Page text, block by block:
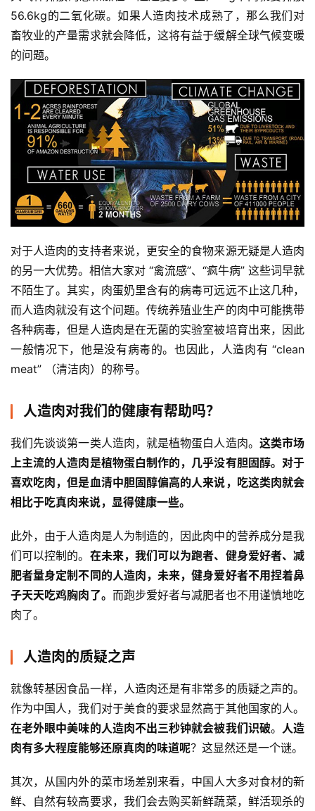
56.6kg的二氧化碳。如果人造肉技术成熟了，那么我们对
畜牧业的产量需求就会降低，这将有益于缓解全球气候变暖
的问题。
对于人造肉的支持者来说，更安全的食物来源无疑是人造肉
的另一大优势。 相信大家对 “禽流感”、“疯牛病” 这些词早就
不陌生了。其实，肉蛋奶里含有的病毒可远远不止这几种，
而人造肉就没有这个问题。传统养殖业生产的肉中可能携带
各种病毒，但是人造肉是在无菌的实验室被培育出来，因此
一般情况下，他是没有病毒的。也因此，人造肉有 “clean
meat” （清洁肉）的称号。
人造肉对我们的健康有帮助吗？
我们先谈谈第一类人造肉，就是植物蛋白人造肉。 这类市场
上主流的人造肉是植物蛋白制作的，几乎没有胆固醇。对于
喜欢吃肉，但是血清中胆固醇偏高的人来说，吃这类肉就会
相比于吃真肉来说，显得健康一些。
此外，由于人造肉是人为制造的，因此肉中的营养成分是我
们可以控制的。 在未来，我们可以为跑者、健身爱好者、减
肥者量身定制不同的人造肉，未来，健身爱好者不用捏着鼻
子天天吃鸡胸肉了。 而跑步爱好者与减肥者也不用谨慎地吃
肉了。
人造肉的质疑之声
就像转基因食品一样，人造肉还是有非常多的质疑之声的。
作为中国人，我们对于美食的要求显然高于其他国家的人。
在老外眼中美味的人造肉不出三秒钟就会被我们识破。 人造
肉有多大程度能够还原真肉的味道呢？这显然还是一个谜。
其次，从国内外的菜市场差别来看，中国人大多对食材的新
鲜、自然有较高要求，我们会去购买新鲜蔬菜，鲜活现杀的